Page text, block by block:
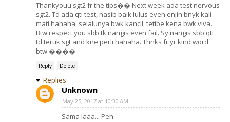
Thankyouu sgt2 fr the tips�� Next week ada test nervous
sgt2. Td ada qti test, nasib baik lulus even enjin bnyk kali
mati hahaha, selalunya bwk kancil, tetibe kena bwk viva.
Btw respect you sbb tk nangis even fail. Sy nangis sbb qti
td teruk sgt and kne perli hahaha. Thnks fr yr kind word
btw ����
Reply Delete
Replies
Unknown
May 25, 2017 at 10:30 AM
Sama laaa... Peh